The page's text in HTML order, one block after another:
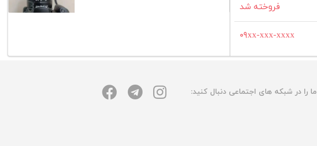
آگهی بیشتر
فروخته شد
۰۹xx-xxx-xxxx
ما را در شبکه های اجتماعی دنبال کنید: